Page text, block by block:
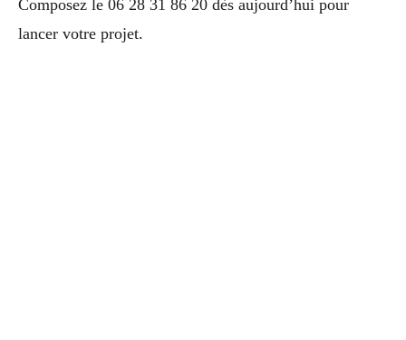
Composez le 06 28 31 86 20 dès aujourd’hui pour
lancer votre projet.